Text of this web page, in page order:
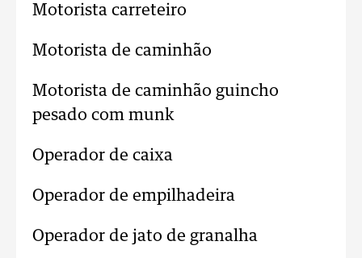
Motorista carreteiro
Motorista de caminhão
Motorista de caminhão guincho
pesado com munk
Operador de caixa
Operador de empilhadeira
Operador de jato de granalha